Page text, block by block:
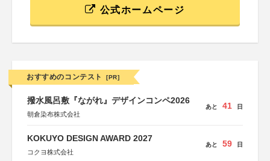
公式ホームページ
おすすめのコンテスト [PR]
撥水風呂敷『ながれ』デザインコンペ2026
朝倉染布株式会社
あと 41 日
KOKUYO DESIGN AWARD 2027
コクヨ株式会社
あと 59 日